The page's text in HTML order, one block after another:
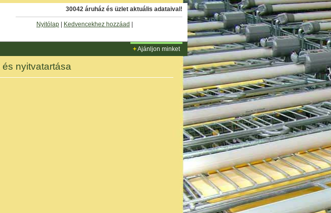
30042 áruház és üzlet aktuális adataival!
Nyitólap Kedvencekhez hozzáad
+Ajánljon minket
nyitvatartása